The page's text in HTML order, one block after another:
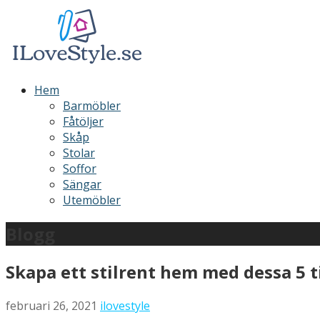
innehåll
Hem
Barmöbler
Fåtöljer
Skåp
Stolar
Soffor
Sängar
Utemöbler
Skapa ett stilrent hem med dessa 5
februari 26, 2021 ilovestyle